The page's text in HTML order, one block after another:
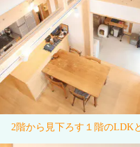
2階から見下ろす１階のLDK